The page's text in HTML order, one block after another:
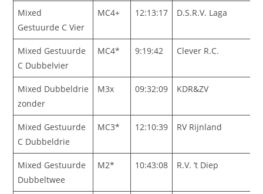
Mixed
Gestuurde C Vier
MC4+ 12:13:17 D.S.R.V. Laga
Mixed Gestuurde
C Dubbelvier
MC4* 9:19:42 Clever R.C.
Mixed Dubbeldrie
zonder
M3x 09:32:09 KDR&ZV
Mixed Gestuurde
C Dubbeldrie
MC3* 12:10:39 RV Rijnland
Mixed Gestuurde
Dubbeltwee
M2* 10:43:08 R.V. ’t Diep